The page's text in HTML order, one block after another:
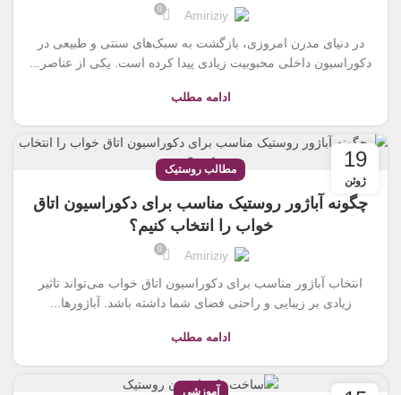
Amiriziy
0
در دنیای مدرن امروزی، بازگشت به سبک‌های سنتی و طبیعی در
دکوراسیون داخلی محبوبیت زیادی پیدا کرده است. یکی از عناصر...
ادامه مطلب
19
ژوئن
مطالب روستیک
چگونه آباژور روستیک مناسب برای دکوراسیون اتاق
خواب را انتخاب کنیم؟
Amiriziy
0
انتخاب آباژور مناسب برای دکوراسیون اتاق خواب می‌تواند تاثیر
زیادی بر زیبایی و راحتی فضای شما داشته باشد. آباژورها...
ادامه مطلب
آموزشی